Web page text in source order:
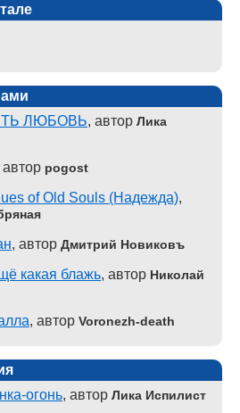
ЛЮБОВЬ, автор Лика
автор pogost
of Old Souls (Надежда),
, автор Дмитрий Новиковъ
какая блажь, автор Николай
, автор Voronezh-death
огонь, автор Лика Испилист